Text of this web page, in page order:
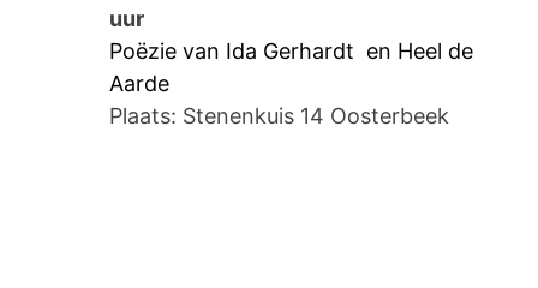
uur
Poëzie van Ida Gerhardt en Heel de
Aarde
Plaats: Stenenkuis 14 Oosterbeek